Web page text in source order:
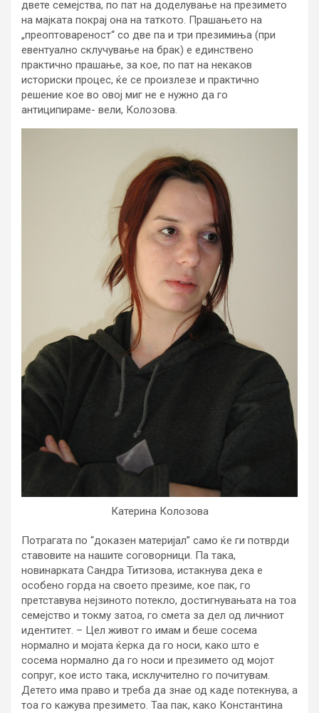
двете семејства, по пат на доделување на презимето
на мајката покрај она на таткото. Прашањето на
„преоптовареност“ со две па и три презимиња (при
евентуално склучување на брак) е единствено
практично прашање, за кое, по пат на некаков
историски процес, ќе се произлезе и практично
решение кое во овој миг не е нужно да го
антиципираме- вели, Колозова.
Катерина Колозова
Потрагата по “доказен материјал” само ќе ги потврди
ставовите на нашите соговорници. Па така,
новинарката Сандра Титизова, истакнува дека е
особено горда на своето презиме, кое пак, го
претставува нејзиното потекло, достигнувањата на тоа
семејство и токму затоа, го смета за дел од личниот
идентитет. – Цел живот го имам и беше сосема
нормално и мојата ќерка да го носи, како што е
сосема нормално да го носи и презимето од мојот
сопруг, кое исто така, исклучително го почитувам.
Детето има право и треба да знае од каде потекнува, а
тоа го кажува презимето. Таа пак, како Константина